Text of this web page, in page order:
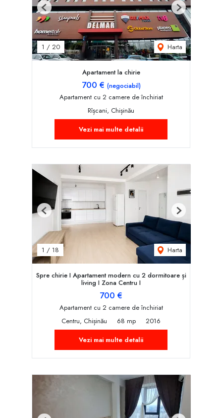
1 / 20 Harta
Previous Next
Apartament la chirie
700 € (negociabil)
Apartament cu 2 camere de închiriat
Rîșcani, Chișinău
Vezi mai multe detalii
1 / 18 Harta
Previous Next
Spre chirie I Apartament modern cu 2 dormitoare și
living I Zona Centru I
700 €
Apartament cu 2 camere de închiriat
Centru, Chișinău
68 mp
2016
Vezi mai multe detalii